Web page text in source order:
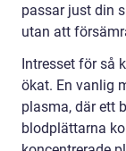
passar just din
utan att
Intresset för så
ökat. En vanlig
plasma, där ett
blodplättarna